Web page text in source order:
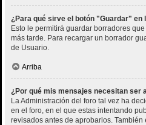
¿Para qué sirve el botón "Guardar" en
Esto le permitirá guardar borradores
más tarde. Para recargar un borrador
de Usuario.
Arriba
¿Por qué mis mensajes necesitan ser
La Administración del foro tal vez ha
en el foro, en el que estas intentando
revisados antes de aprobarlos.